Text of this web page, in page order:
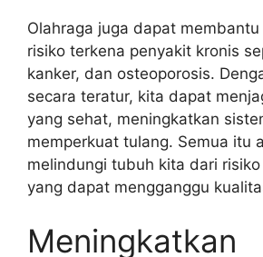
Olahraga juga dapat
risiko terkena penyakit kronis
kanker, dan osteoporosis.
secara teratur, kita dapat
yang sehat, meningkatkan
memperkuat tulang. Semua itu
melindungi tubuh kita dari
yang dapat mengganggu
Meningkatkan